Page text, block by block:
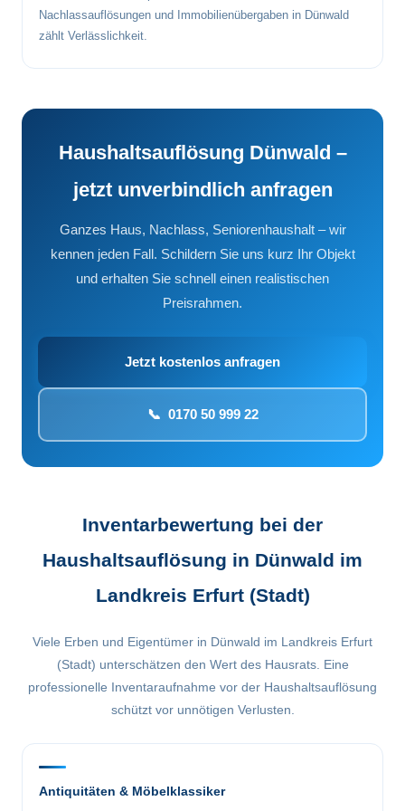
Nachlassauflösungen und Immobilienübergaben in Dünwald
zählt Verlässlichkeit.
Haushaltsauflösung Dünwald –
jetzt unverbindlich anfragen
Ganzes Haus, Nachlass, Seniorenhaushalt – wir
kennen jeden Fall. Schildern Sie uns kurz Ihr Objekt
und erhalten Sie schnell einen realistischen
Preisrahmen.
Jetzt kostenlos anfragen
📞 0170 50 999 22
Inventarbewertung bei der
Haushaltsauflösung in Dünwald im
Landkreis Erfurt (Stadt)
Viele Erben und Eigentümer in Dünwald im Landkreis Erfurt
(Stadt) unterschätzen den Wert des Hausrats. Eine
professionelle Inventaraufnahme vor der Haushaltsauflösung
schützt vor unnötigen Verlusten.
Antiquitäten & Möbelklassiker